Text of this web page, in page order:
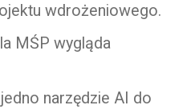
wdrożeniowego.
MŚP wygląda
narzędzie AI do